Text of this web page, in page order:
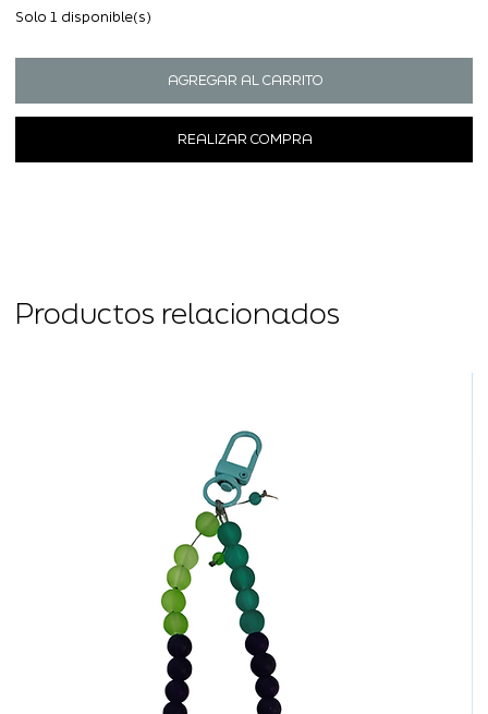
Solo 1 disponible(s)
AGREGAR AL CARRITO
REALIZAR COMPRA
Productos relacionados